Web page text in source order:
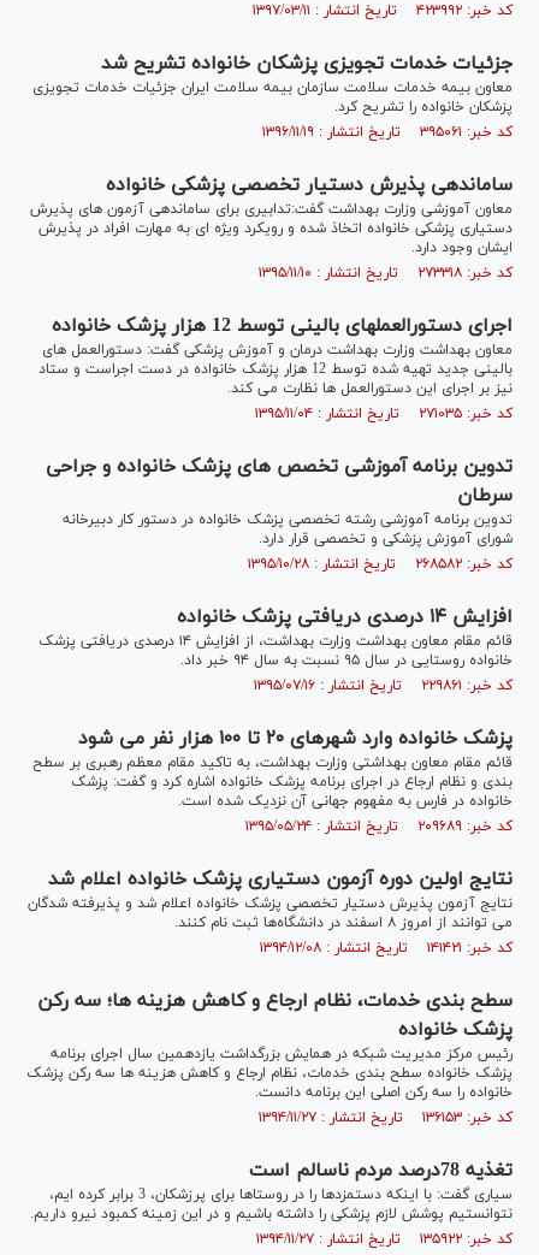
کد خبر: ۴۲۳۹۹۲ تاریخ انتشار : ۱۳۹۷/۰۳/۱۱
جزئیات خدمات تجویزی پزشکان خانواده تشریح شد
معاون بیمه خدمات سلامت سازمان بیمه سلامت ایران جزئیات خدمات تجویزی
پزشکان خانواده را تشریح کرد.
کد خبر: ۳۹۵۰۶۱ تاریخ انتشار : ۱۳۹۶/۱۱/۱۹
ساماندهی پذیرش دستیار تخصصی پزشکی خانواده
معاون آموزشی وزارت بهداشت گفت:تدابیری برای ساماندهی آزمون های پذیرش
دستیاری پزشکی خانواده اتخاذ شده و رویکرد ویژه ای به مهارت افراد در پذیرش
ایشان وجود دارد.
کد خبر: ۲۷۳۳۱۸ تاریخ انتشار : ۱۳۹۵/۱۱/۱۰
اجرای دستورالعملهای بالینی توسط 12 هزار پزشک خانواده
معاون بهداشت وزارت بهداشت درمان و آموزش پزشکی گفت: دستورالعمل های
بالینی جدید تهیه شده توسط 12 هزار پزشک خانواده در دست اجراست و ستاد
نیز بر اجرای این دستورالعمل ها نظارت می کند.
کد خبر: ۲۷۱۰۳۵ تاریخ انتشار : ۱۳۹۵/۱۱/۰۴
تدوین برنامه آموزشی تخصص های پزشک خانواده و جراحی
سرطان
تدوین برنامه آموزشی رشته تخصصی پزشک خانواده در دستور کار دبیرخانه
شورای آموزش پزشکی و تخصصی قرار دارد.
کد خبر: ۲۶۸۵۸۲ تاریخ انتشار : ۱۳۹۵/۱۰/۲۸
افزایش ۱۴ درصدی دریافتی پزشک خانواده
قائم مقام معاون بهداشت وزارت بهداشت، از افزایش ۱۴ درصدی دریافتی پزشک
خانواده روستایی در سال ۹۵ نسبت به سال ۹۴ خبر داد.
کد خبر: ۲۲۹۸۶۱ تاریخ انتشار : ۱۳۹۵/۰۷/۱۶
پزشک خانواده وارد شهرهای ۲۰ تا ۱۰۰ هزار نفر می شود
قائم مقام معاون بهداشتی وزارت بهداشت، به تاکید مقام معظم رهبری بر سطح
بندی و نظام ارجاع در اجرای برنامه پزشک خانواده اشاره کرد و گفت: پزشک
خانواده در فارس به مفهوم جهانی آن نزدیک شده است.
کد خبر: ۲۰۹۶۸۹ تاریخ انتشار : ۱۳۹۵/۰۵/۲۴
نتایج اولین دوره آزمون دستیاری پزشک خانواده اعلام شد
نتایج آزمون پذیرش دستیار تخصصی پزشک خانواده اعلام شد و پذیرفته شدگان
می توانند از امروز ۸ اسفند در دانشگاه‌ها ثبت نام کنند.
کد خبر: ۱۴۱۴۲۱ تاریخ انتشار : ۱۳۹۴/۱۲/۰۸
سطح بندی خدمات، نظام ارجاع و کاهش هزینه ها؛ سه رکن
پزشک خانواده
رئیس مرکز مدیریت شبکه در همایش بزرگداشت یازدهمین سال اجرای برنامه
پزشک خانواده سطح بندی خدمات، نظام ارجاع و کاهش هزینه ها سه رکن پزشک
خانواده را سه رکن اصلی این برنامه دانست.
کد خبر: ۱۳۶۱۵۳ تاریخ انتشار : ۱۳۹۴/۱۱/۲۷
تغذیه 78درصد مردم ناسالم است
سیاری گفت: با اینکه دستمزدها را در روستاها برای پرزشکان، 3 برابر کرده ایم،
نتوانستیم پوشش لازم پزشکی را داشته باشیم و در این زمینه کمبود نیرو داریم.
کد خبر: ۱۳۵۹۲۲ تاریخ انتشار : ۱۳۹۴/۱۱/۲۷